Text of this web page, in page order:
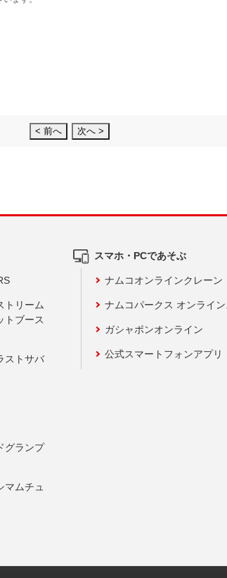
< 前へ 次へ >
トリーム
トブース
ストサバ
グランプ
マムチュ
スマホ・PCであそぶ
ナムコオンラインクレーン
ナムコパークス オンライ
ガシャポンオンライン
公式スマートフォンアプリ